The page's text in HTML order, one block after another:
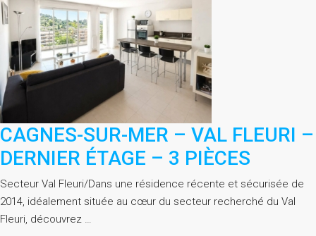
CAGNES-SUR-MER – VAL FLEURI –
DERNIER ÉTAGE – 3 PIÈCES
Secteur Val Fleuri/Dans une résidence récente et sécurisée de
2014, idéalement située au cœur du secteur recherché du Val
Fleuri, découvrez …